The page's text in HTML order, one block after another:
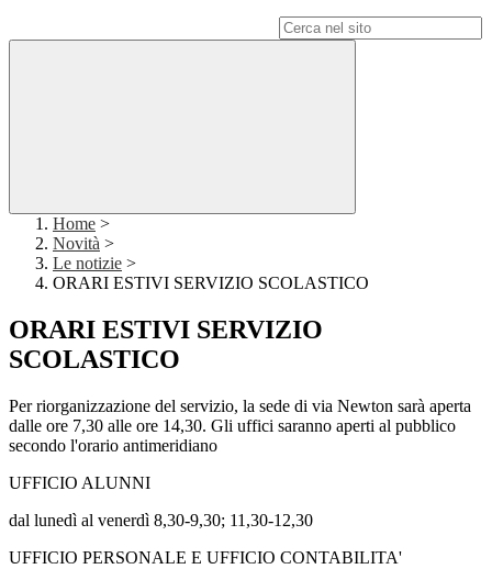
Home >
Novità >
Le notizie >
ORARI ESTIVI SERVIZIO SCOLASTICO
ORARI ESTIVI SERVIZIO
SCOLASTICO
Per riorganizzazione del servizio, la sede di via Newton sarà aperta
dalle ore 7,30 alle ore 14,30. Gli uffici saranno aperti al pubblico
secondo l'orario antimeridiano
UFFICIO ALUNNI
dal lunedì al venerdì 8,30-9,30; 11,30-12,30
UFFICIO PERSONALE E UFFICIO CONTABILITA'